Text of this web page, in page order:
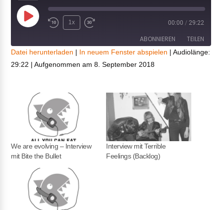
Play
1x 00:00 / 29:22
ABONNIEREN TEILEN
TEILEN
EMBED
Datei herunterladen | In neuem Fenster abspielen |Audiolänge:
29:22 |Aufgenommen am 8. September 2018
We are evolving – Interview
mit Bite the Bullet
Interview mit Terrible
Feelings (Backlog)